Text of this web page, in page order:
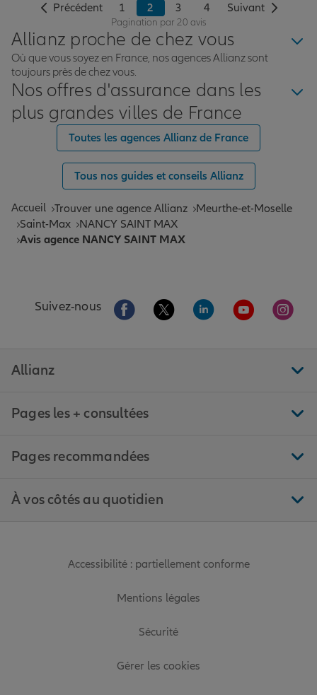
Précédent 1 2 3 4 Suivant
Pagination par 20 avis
Allianz proche de chez vous
Où que vous soyez en France, nos agences Allianz sont
toujours près de chez vous.
Nos offres d'assurance dans les
plus grandes villes de France
Toutes les agences Allianz de France
Tous nos guides et conseils Allianz
Accueil Trouver une agence Allianz
Meurthe-et-Moselle
Saint-Max
NANCY SAINT MAX
Avis agence NANCY SAINT MAX
Suivez-nous Aller sur la page Facebook de Allianz
Aller sur la page Twitter de
Aller sur la page
Aller sur la
Aller
Allianz
Pages les + consultées
Pages recommandées
À vos côtés au quotidien
Accessibilité : partiellement conforme
Mentions légales
Sécurité
Gérer les cookies